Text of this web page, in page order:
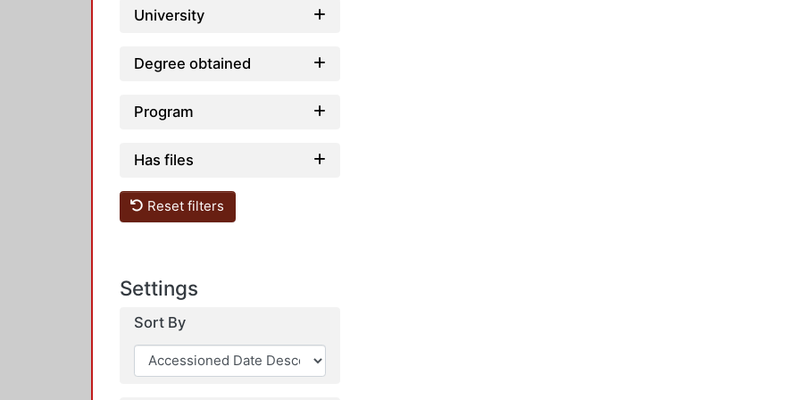
University
Degree obtained
Program
Has files
Reset filters
Settings
Sort By